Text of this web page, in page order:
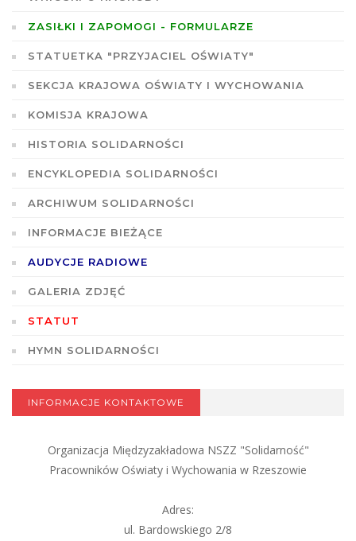
ZASIŁKI I ZAPOMOGI - FORMULARZE
STATUETKA "PRZYJACIEL OŚWIATY"
SEKCJA KRAJOWA OŚWIATY I WYCHOWANIA
KOMISJA KRAJOWA
HISTORIA SOLIDARNOŚCI
ENCYKLOPEDIA SOLIDARNOŚCI
ARCHIWUM SOLIDARNOŚCI
INFORMACJE BIEŻĄCE
AUDYCJE RADIOWE
GALERIA ZDJĘĆ
STATUT
HYMN SOLIDARNOŚCI
INFORMACJE KONTAKTOWE
Organizacja Międzyzakładowa NSZZ "Solidarność"
Pracowników Oświaty i Wychowania w Rzeszowie
Adres:
ul. Bardowskiego 2/8